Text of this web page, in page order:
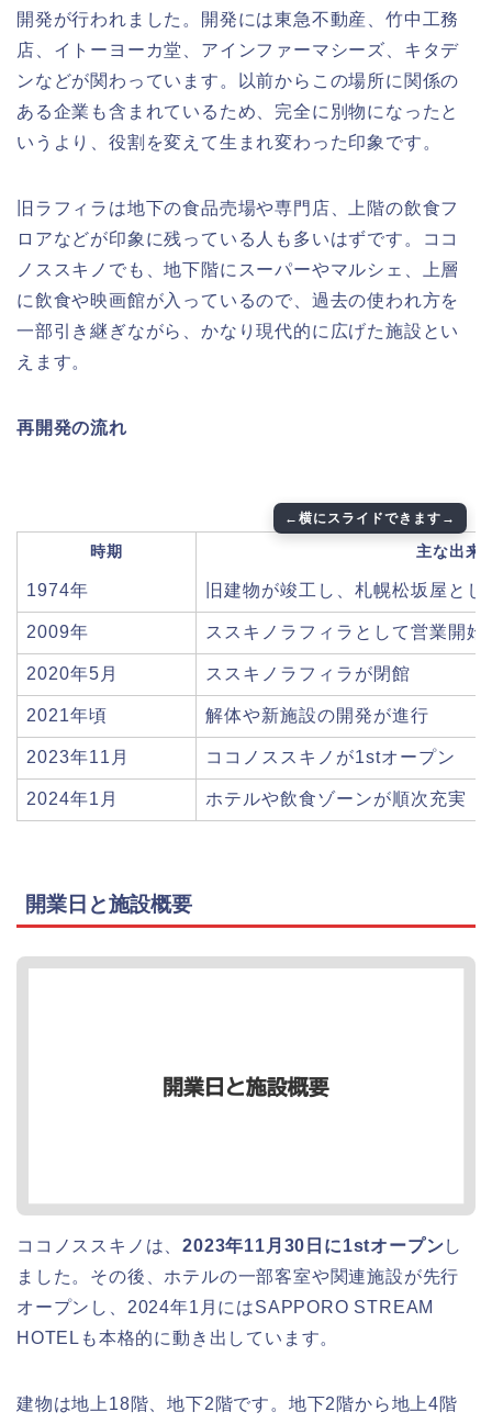
開発が行われました。開発には東急不動産、竹中工務
店、イトーヨーカ堂、アインファーマシーズ、キタデ
ンなどが関わっています。以前からこの場所に関係の
ある企業も含まれているため、完全に別物になったと
いうより、役割を変えて生まれ変わった印象です。
旧ラフィラは地下の食品売場や専門店、上階の飲食フ
ロアなどが印象に残っている人も多いはずです。ココ
ノススキノでも、地下階にスーパーやマルシェ、上層
に飲食や映画館が入っているので、過去の使われ方を
一部引き継ぎながら、かなり現代的に広げた施設とい
えます。
再開発の流れ
時期 主な出来
1974年 旧建物が竣工し、札幌松坂屋とし
2009年 ススキノラフィラとして営業開始
2020年5月 ススキノラフィラが閉館
2021年頃 解体や新施設の開発が進行
2023年11月 ココノススキノが1stオープン
2024年1月 ホテルや飲食ゾーンが順次充実
開業日と施設概要
ココノススキノは、2023年11月30日に1stオープンし
ました。その後、ホテルの一部客室や関連施設が先行
オープンし、2024年1月にはSAPPORO STREAM
HOTELも本格的に動き出しています。
建物は地上18階、地下2階です。地下2階から地上4階